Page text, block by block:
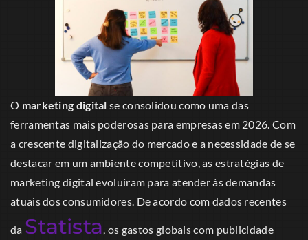
O marketing digital se consolidou como uma das
ferramentas mais poderosas para empresas em 2026. Com
a crescente digitalização do mercado e a necessidade de se
destacar em um ambiente competitivo, as estratégias de
marketing digital evoluíram para atender às demandas
atuais dos consumidores. De acordo com dados recentes
da Statista, os gastos globais com publicidade